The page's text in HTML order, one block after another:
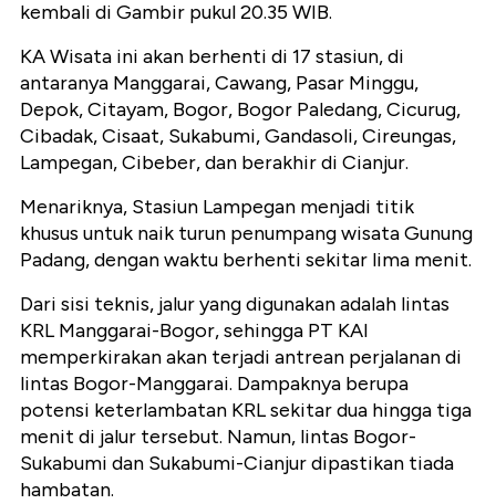
kembali di Gambir pukul 20.35 WIB.
KA Wisata ini akan berhenti di 17 stasiun, di
antaranya Manggarai, Cawang, Pasar Minggu,
Depok, Citayam, Bogor, Bogor Paledang, Cicurug,
Cibadak, Cisaat, Sukabumi, Gandasoli, Cireungas,
Lampegan, Cibeber, dan berakhir di Cianjur.
Menariknya, Stasiun Lampegan menjadi titik
khusus untuk naik turun penumpang wisata Gunung
Padang, dengan waktu berhenti sekitar lima menit.
Dari sisi teknis, jalur yang digunakan adalah lintas
KRL Manggarai-Bogor, sehingga PT KAI
memperkirakan akan terjadi antrean perjalanan di
lintas Bogor-Manggarai. Dampaknya berupa
potensi keterlambatan KRL sekitar dua hingga tiga
menit di jalur tersebut. Namun, lintas Bogor-
Sukabumi dan Sukabumi-Cianjur dipastikan tiada
hambatan.